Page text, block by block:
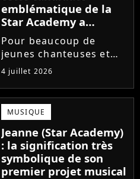
emblématique de la
Star Academy a
souffert après
l'émission, "J'étais
traitée de potiche"
Pour beaucoup de
jeunes chanteuses et
chanteurs, la Star
Academy est un rêve.
Mais comme l'a rappelé
une ancienne gagnante,
l'émission de TF1 n'est
pas toujours simple à
vivre.
4 juillet 2026
MUSIQUE
Jeanne (Star Academy)
: la signification très
symbolique de son
premier projet musical